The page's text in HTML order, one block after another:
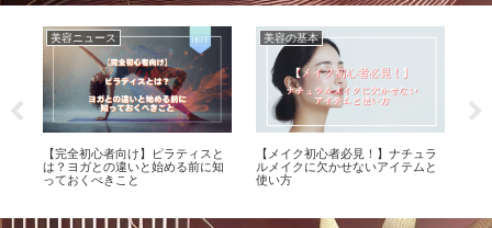
美容ニュース
【完全初心者向け】ピラティスと
は？ヨガとの違いと始める前に知
っておくべきこと
美容の基本
【メイク初心者必見！】ナチュラ
ルメイクに欠かせないアイテムと
使い方